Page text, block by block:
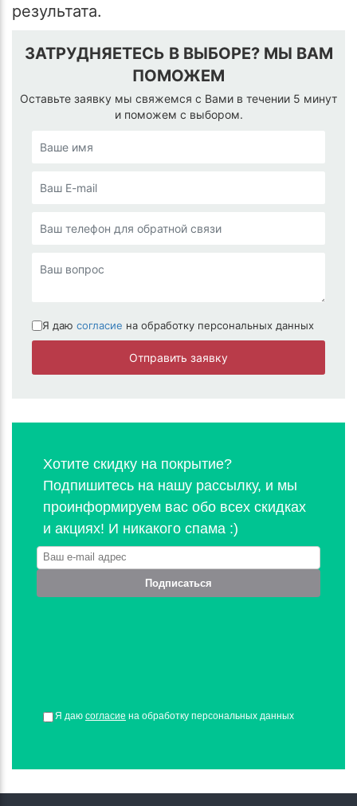
результата.
ЗАТРУДНЯЕТЕСЬ В ВЫБОРЕ? МЫ ВАМ
ПОМОЖЕМ
Оставьте заявку мы свяжемся с Вами в течении 5 минут
и поможем с выбором.
Я даю согласие на обработку персональных данных
Отправить заявку
Хотите скидку на покрытие?
Подпишитесь на нашу рассылку, и мы
проинформируем вас обо всех скидках
и акциях! И никакого спама :)
Подписаться
Я даю согласие на обработку персональных данных